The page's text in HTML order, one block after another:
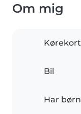
Om mig
Kørekort
Bil
Har børn